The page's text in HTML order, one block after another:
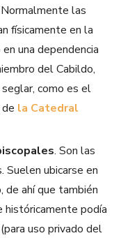
las
físicamente en la
una dependencia
del Cabildo,
como es el
la Catedral
. Son las
Suelen ubicarse en
de ahí que también
históricamente podía
uso privado del